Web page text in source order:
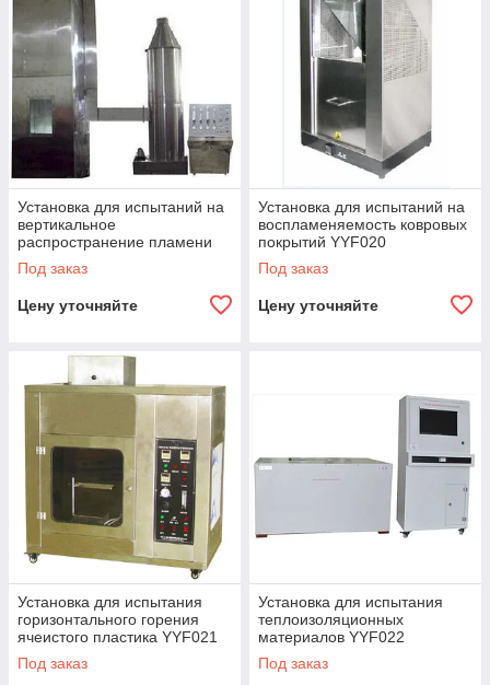
Установка для испытаний на
вертикальное
распространение пламени
по пучку кабелей
Под заказ
Цену уточняйте
Установка для испытаний на
воспламеняемость ковровых
покрытий YYF020
Под заказ
Цену уточняйте
Установка для испытания
горизонтального горения
ячеистого пластика YYF021
Под заказ
Установка для испытания
теплоизоляционных
материалов YYF022
Под заказ